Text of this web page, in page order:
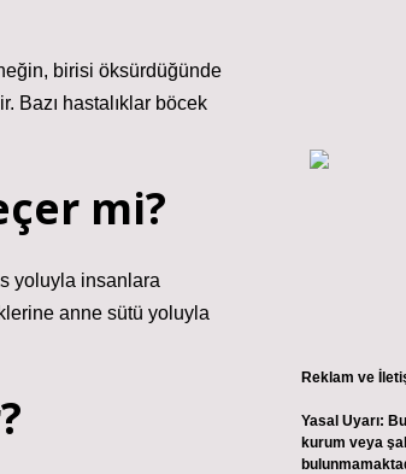
birisi öksürdüğünde
Bazı hastalıklar böcek
mi?
yoluyla insanlara
anne sütü yoluyla
Reklam ve
Yasal Uyarı:
kurum veya